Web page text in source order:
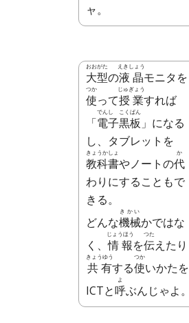
ャ。
大型
おおがた
の液晶
えきしょう
モニタを
使
つか
って授業
じゅぎょう
すれば
「電子黒板
でんし こくばん
」になる
し、タブレットを
教科書
きょうかしょ
やノートの代
か
わりにすることもで
きる。
どんな機械
きかい
かではな
く、情報
じょうほう
を伝
つた
えたり
共有
きょうゆう
する使
つか
いかたを
ICTと呼
よ
ぶんじゃよ。